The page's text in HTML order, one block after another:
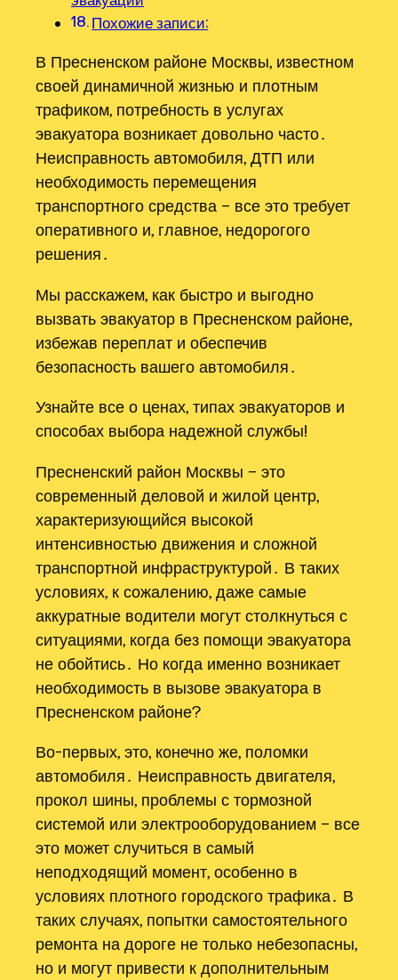
Похожие записи:
В Пресненском районе Москвы, известном
своей динамичной жизнью и плотным
трафиком, потребность в услугах
эвакуатора возникает довольно часто․
Неисправность автомобиля, ДТП или
необходимость перемещения
транспортного средства – все это требует
оперативного и, главное, недорогого
решения․
Мы расскажем, как быстро и выгодно
вызвать эвакуатор в Пресненском районе,
избежав переплат и обеспечив
безопасность вашего автомобиля․
Узнайте все о ценах, типах эвакуаторов и
способах выбора надежной службы!
Пресненский район Москвы – это
современный деловой и жилой центр,
характеризующийся высокой
интенсивностью движения и сложной
транспортной инфраструктурой․ В таких
условиях, к сожалению, даже самые
аккуратные водители могут столкнуться с
ситуациями, когда без помощи эвакуатора
не обойтись․ Но когда именно возникает
необходимость в вызове эвакуатора в
Пресненском районе?
Во-первых, это, конечно же, поломки
автомобиля․ Неисправность двигателя,
прокол шины, проблемы с тормозной
системой или электрооборудованием – все
это может случиться в самый
неподходящий момент, особенно в
условиях плотного городского трафика․ В
таких случаях, попытки самостоятельного
ремонта на дороге не только небезопасны,
но и могут привести к дополнительным